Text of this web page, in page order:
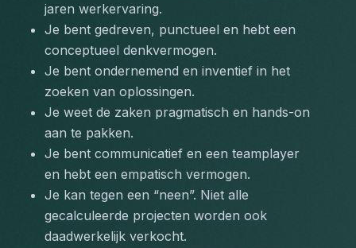
jaren werkervaring.
Je bent gedreven, punctueel en hebt een
conceptueel denkvermogen.
Je bent ondernemend en inventief in het
zoeken van oplossingen.
Je weet de zaken pragmatisch en hands-on
aan te pakken.
Je bent communicatief en een teamplayer
en hebt een empatisch vermogen.
Je kan tegen een “neen”. Niet alle
gecalculeerde projecten worden ook
daadwerkelijk verkocht.